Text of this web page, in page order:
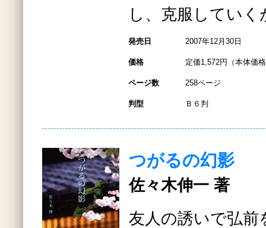
し、克服してい
発売日 2007年12月30日
価格 定価1,572円（本体価
ページ数 258ページ
判型 Ｂ６判
つがるの幻影
佐々木伸一 著
友人の誘いで弘前